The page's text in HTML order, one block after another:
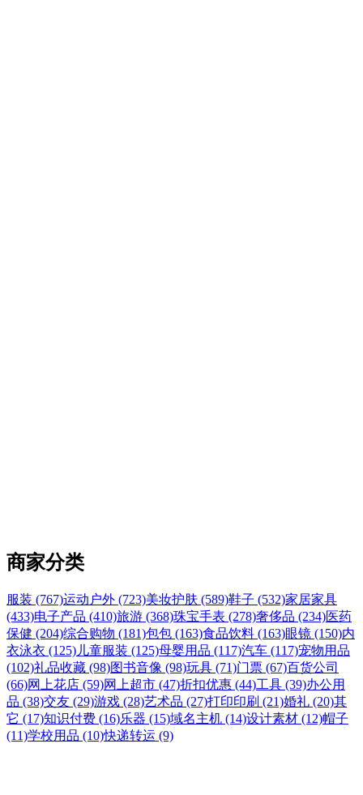
商家分类
服装 (767)运动户外 (723)美妆护肤 (589)鞋子 (532)家居家具
(433)电子产品 (410)旅游 (368)珠宝手表 (278)奢侈品 (234)医药
保健 (204)综合购物 (181)包包 (163)食品饮料 (163)眼镜 (150)内
衣泳衣 (125) 儿童服装 (125)母婴用品 (117)汽车 (117)宠物用品
(102)礼品收藏 (98)图书音像 (98)玩具 (71)门票 (67)百货公司
(66)网上花店 (59)网上超市 (47)折扣优惠 (44)工具 (39)办公用
品 (38)交友 (29)游戏 (28)艺术品 (27)打印印刷 (21)婚礼 (20)其
它 (17)知识付费 (16)乐器 (15)域名主机 (14)设计素材 (12)帽子
(11)学校用品 (10)快递转运 (9)